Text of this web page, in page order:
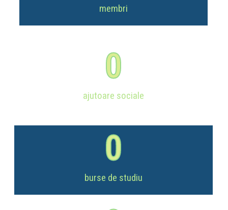
membri
ajutoare sociale
0
burse de studiu
0